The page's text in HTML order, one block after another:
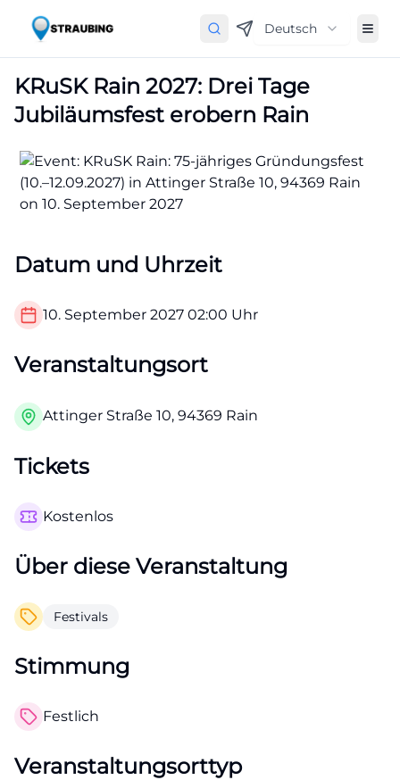
Deutsch
KRuSK Rain 2027: Drei Tage
Jubiläumsfest erobern Rain
Datum und Uhrzeit
10. September 2027 02:00 Uhr
Veranstaltungsort
Attinger Straße 10, 94369 Rain
Tickets
Kostenlos
Über diese Veranstaltung
Festivals
Stimmung
Festlich
Veranstaltungsorttyp